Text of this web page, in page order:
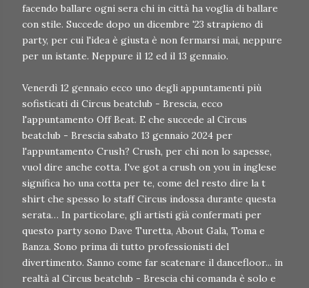
facendo ballare ogni sera chi in città ha voglia di ballare
con stile. Succede dopo un dicembre '23 strapieno di
party, per cui l'idea è giusta è non fermarsi mai, neppure
per un istante. Neppure il 12 ed il 13 gennaio.
Venerdì 12 gennaio ecco uno degli appuntamenti più
sofisticati di Circus beatclub - Brescia, ecco
l'appuntamento Off Beat. E che succede al Circus
beatclub - Brescia sabato 13 gennaio 2024 per
l'appuntamento Crush? Crush, per chi non lo sapesse,
vuol dire anche cotta. I've got a crush on you in inglese
significa ho una cotta per te, come del resto dire la t
shirt che spesso lo staff Circus indossa durante questa
serata… In particolare, gli artisti già confermati per
questo party sono Dave Turetta, About Gala, Toma e
Banza. Sono prima di tutto professionisti del
divertimento. Sanno come far scatenare il dancefloor... in
realtà al Circus beatclub - Brescia chi comanda è solo e